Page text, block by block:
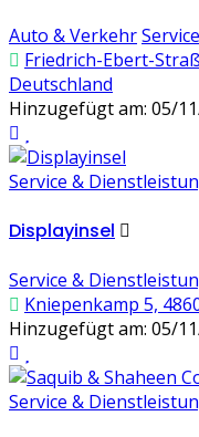
Auto & Verkehr
Friedrich-Ebert-
Deutschland
Hinzugefügt am: 05/
Service &
Displayinsel
Service &
Kniepenkamp 5,
Hinzugefügt am: 05/
Service &